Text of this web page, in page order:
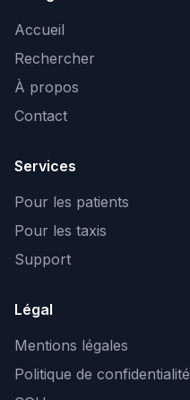
Accueil
Rechercher
À propos
Contact
Services
Pour les patients
Pour les taxis
Support
Légal
Mentions légales
Politique de confidentialité